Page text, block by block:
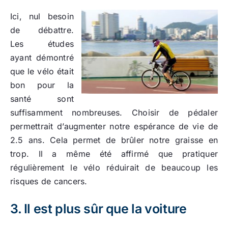
Ici, nul besoin
de débattre.
Les études
ayant démontré
que le vélo était
bon pour la
santé sont
suffisamment nombreuses. Choisir de pédaler
permettrait d’augmenter notre espérance de vie de
2.5 ans. Cela permet de brûler notre graisse en
trop. Il a même été affirmé que pratiquer
régulièrement le vélo réduirait de beaucoup les
risques de cancers.
3. Il est plus sûr que la voiture